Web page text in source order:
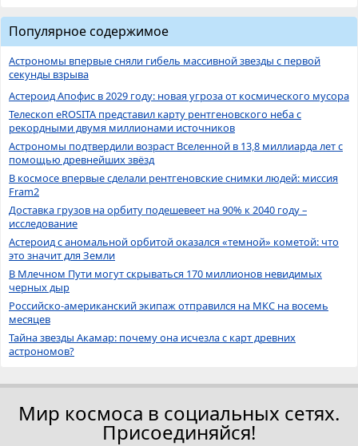
Популярное содержимое
Астрономы впервые сняли гибель массивной звезды с первой
секунды взрыва
Астероид Апофис в 2029 году: новая угроза от космического мусора
Телескоп eROSITA представил карту рентгеновского неба с
рекордными двумя миллионами источников
Астрономы подтвердили возраст Вселенной в 13,8 миллиарда лет с
помощью древнейших звёзд
В космосе впервые сделали рентгеновские снимки людей: миссия
Fram2
Доставка грузов на орбиту подешевеет на 90% к 2040 году –
исследование
Астероид с аномальной орбитой оказался «темной» кометой: что
это значит для Земли
В Млечном Пути могут скрываться 170 миллионов невидимых
черных дыр
Российско-американский экипаж отправился на МКС на восемь
месяцев
Тайна звезды Акамар: почему она исчезла с карт древних
астрономов?
Мир космоса в социальных сетях.
Присоединяйся!